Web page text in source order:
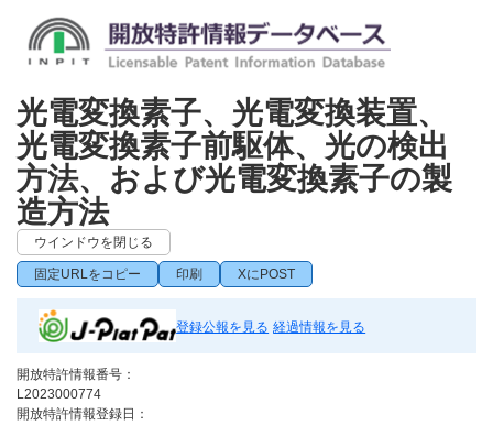
光電変換素子、光電変換装置、
光電変換素子前駆体、光の検出
方法、および光電変換素子の製
造方法
ウインドウを閉じる
固定URLをコピー 印刷 XにPOST
登録公報を見る 経過情報を見る
開放特許情報番号：
L2023000774
開放特許情報登録日：